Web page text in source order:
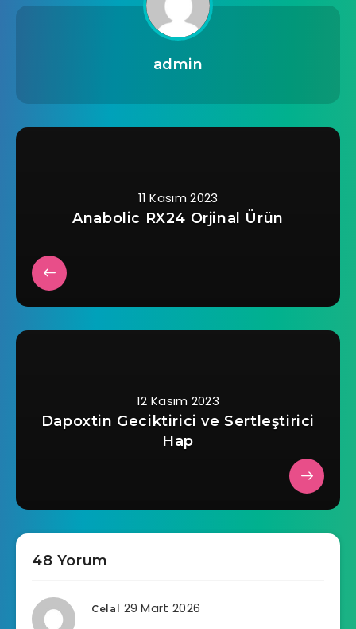
admin
11 Kasım 2023
Anabolic RX24 Orjinal Ürün
12 Kasım 2023
Dapoxtin Geciktirici ve Sertleştirici
Hap
48 Yorum
Celal
29 Mart 2026